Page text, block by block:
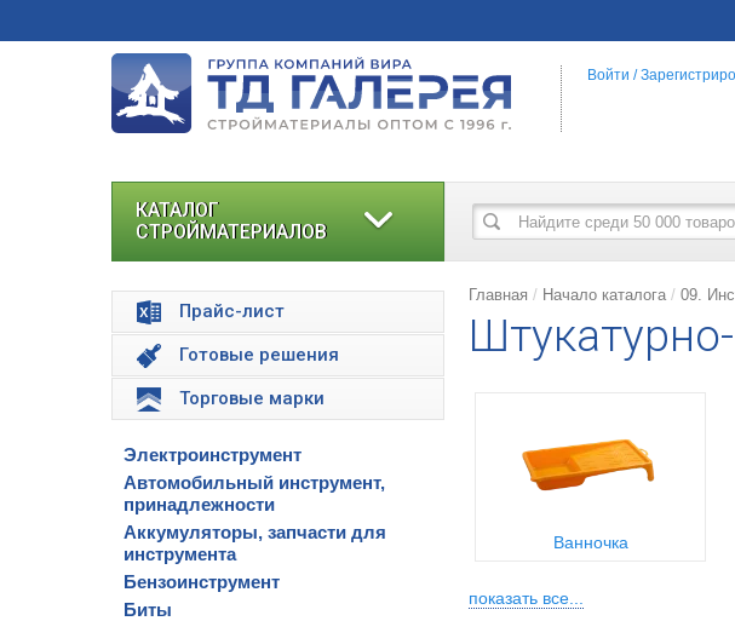
Войти /
КАТАЛОГ
СТРОЙМАТЕРИАЛОВ
Прайс-лист
Готовые решения
Торговые марки
Электроинструмент
Автомобильный инструмент,
принадлежности
Аккумуляторы, запчасти для
инструмента
Бензоинструмент
Биты
Главная Начало каталога 09.
Ванночка
показать все...